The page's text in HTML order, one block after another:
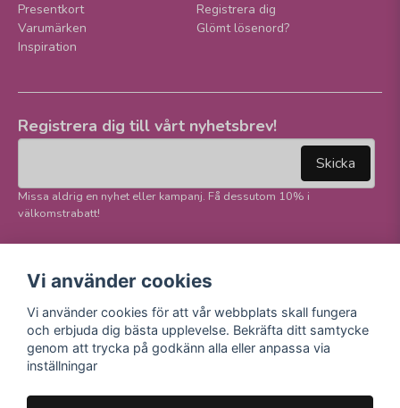
Presentkort
Varumärken
Inspiration
Registrera dig
Glömt lösenord?
Registrera dig till vårt nyhetsbrev!
Skicka
Missa aldrig en nyhet eller kampanj. Få dessutom 10% i
välkomstrabatt!
sociala medier!
Facebook
Instagram
Youtube
E-handel
Vi använder cookies
Vi använder cookies för att vår webbplats skall fungera
och erbjuda dig bästa upplevelse. Bekräfta ditt samtycke
genom att trycka på godkänn alla eller anpassa via
inställningar